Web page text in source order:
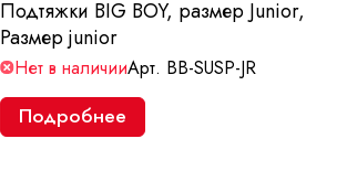
Подтяжки BIG BOY, размер Junior,
Размер junior
Нет в наличииАрт. BB-SUSP-JR
Подробнее